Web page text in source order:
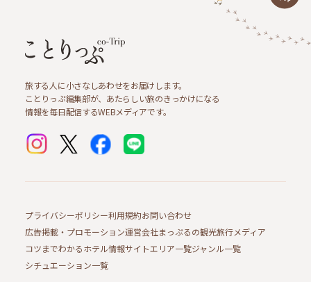
旅する人に小さなしあわせをお届けします。
ことりっぷ編集部が、あたらしい旅のきっかけになる
情報を毎日配信するWEBメディアです。
プライバシーポリシー利用規約お問い合わせ
広告掲載・プロモーション運営会社まっぷるの観光旅行メディア
コツまでわかるホテル情報サイトエリア一覧ジャンル一覧
シチュエーション一覧